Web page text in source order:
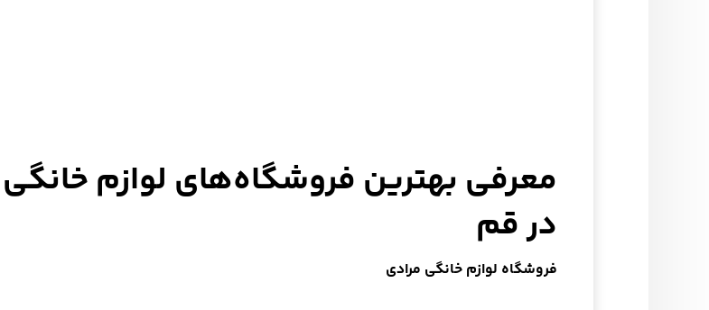
معرفی بهترین فروشگاه‌های لوازم خانگی
در قم
فروشگاه لوازم خانگی مرادی